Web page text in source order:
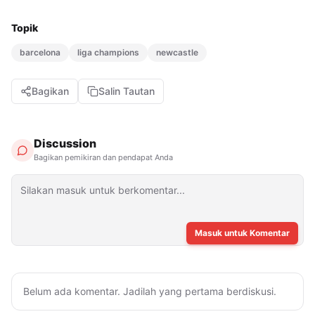
Topik
barcelona liga champions newcastle
Bagikan Salin Tautan
Discussion
Bagikan pemikiran dan pendapat Anda
Masuk untuk Komentar
Belum ada komentar. Jadilah yang pertama berdiskusi.